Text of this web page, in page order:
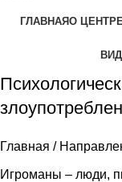
ГЛАВНАЯО
Главная /
Игроманы – люди,